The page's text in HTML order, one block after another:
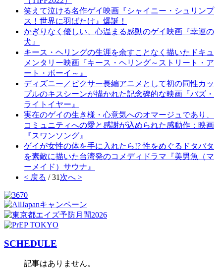
笑えて泣ける名作ゲイ映画『シャイニー・シュリンプ
ス！世界に羽ばたけ』爆誕！
かぎりなく優しい、心温まる感動のゲイ映画『幸運の
犬』
キース・ヘリングの生涯を余すことなく描いたドキュ
メンタリー映画『キース・ヘリング～ストリート・ア
ート・ボーイ～』
ディズニー／ピクサー長編アニメとして初の同性カッ
プルのキスシーンが描かれた記念碑的な映画『バズ・
ライトイヤー』
実在のゲイの生き様・心意気へのオマージュであり、
コミュニティへの愛と感謝が込められた感動作：映画
『スワンソング』
ゲイが女性の体を手に入れたら!? 性をめぐるドタバタ
を素敵に描いた台湾発のコメディドラマ『美男魚（マ
ーメイド）サウナ』
< 戻る / 31 次へ >
SCHEDULE
記事はありません。